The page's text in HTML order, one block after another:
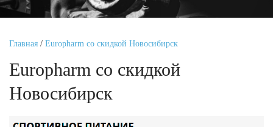
Главная / Europharm со скидкой Новосибирск
Europharm со скидкой
Новосибирск